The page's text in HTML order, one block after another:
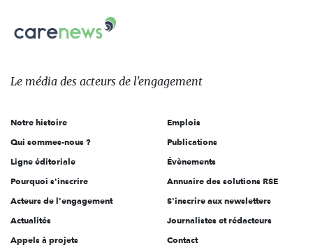
sur:
Le
des
l'engagement
Le média des acteurs de l'engagement
Notre histoire
Qui sommes-nous ?
Ligne éditoriale
Pourquoi s'inscrire
Acteurs de l'engagement
Actualités
Appels à projets
Emplois
Publications
Évènements
Annuaire des solutions RSE
S'inscrire aux newsletters
Journalistes et rédacteurs
Contact